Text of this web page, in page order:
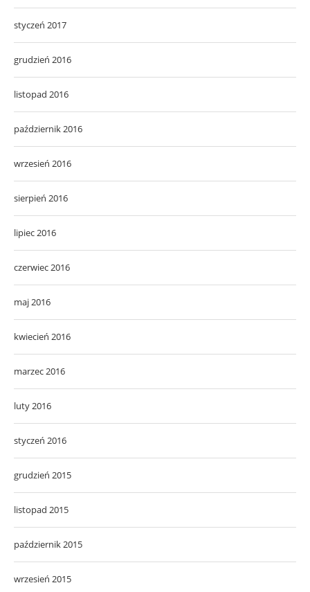
styczeń 2017
grudzień 2016
listopad 2016
październik 2016
wrzesień 2016
sierpień 2016
lipiec 2016
czerwiec 2016
maj 2016
kwiecień 2016
marzec 2016
luty 2016
styczeń 2016
grudzień 2015
listopad 2015
październik 2015
wrzesień 2015